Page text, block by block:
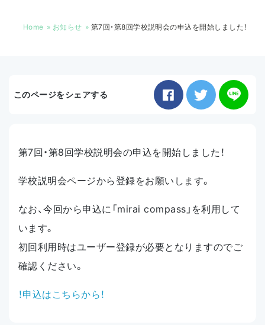
アフタースクール
Home お知らせ 第7回・第8回学校説明会の申込を開始しました！
このページをシェアする
第7回・第8回学校説明会の申込を開始しました！
学校説明会ページから登録をお願いします。
なお、今回から申込に「mirai compass」を利用して
います。
初回利用時はユーザー登録が必要となりますのでご
確認ください。
！申込はこちらから！